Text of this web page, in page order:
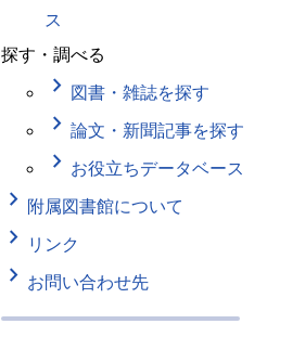
ス
探す・調べる
keyboard_arrow_right 図書・雑誌を探す
keyboard_arrow_right 論文・新聞記事を探す
keyboard_arrow_right お役立ちデータベース
keyboard_arrow_right 附属図書館について
keyboard_arrow_right リンク
keyboard_arrow_right お問い合わせ先